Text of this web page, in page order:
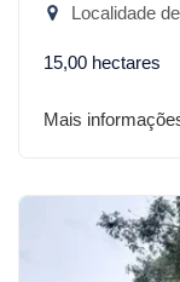
Localidade de
15,00 hectares
Mais